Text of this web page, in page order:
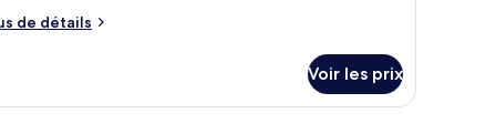
:
de détails
Voir les prix